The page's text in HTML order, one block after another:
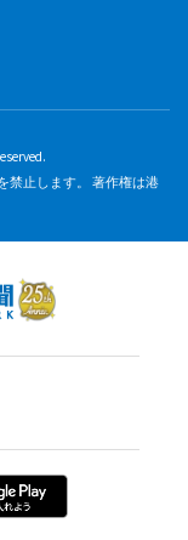
禁止します。 著作権は港